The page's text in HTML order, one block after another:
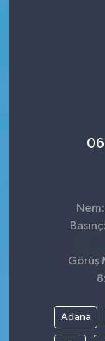
Görüş
Adana
Türkiye